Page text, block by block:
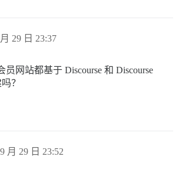
29 日 23:37
网站都基于 Discourse 和 Discourse
？
月 29 日 23:52